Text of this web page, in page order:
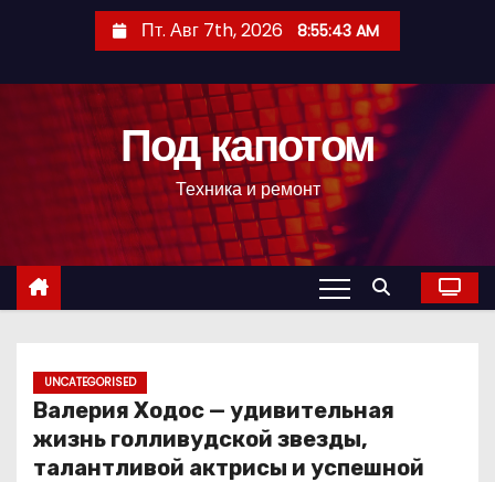
с
Пт. Авг 7th, 2026 8:55:44 AM
Под капотом
Техника и ремонт
UNCATEGORISED
Валерия Ходос — удивительная
жизнь голливудской звезды,
талантливой актрисы и успешной